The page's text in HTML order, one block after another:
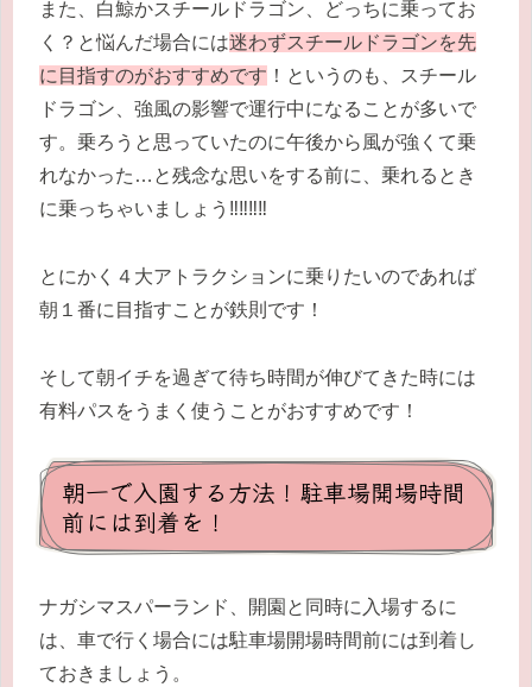
また、白鯨かスチールドラゴン、どっちに乗ってお
く？と悩んだ場合には迷わずスチールドラゴンを先
に目指すのがおすすめです ！というのも、スチール
ドラゴン、強風の影響で運行中になることが多いで
す。乗ろうと思っていたのに午後から風が強くて乗
れなかった…と残念な思いをする前に、乗れるとき
に乗っちゃいましょう‼‼‼‼
とにかく４大アトラクションに乗りたいのであれば
朝１番に目指すことが鉄則です！
そして朝イチを過ぎて待ち時間が伸びてきた時には
有料パスをうまく使うことがおすすめです！
朝一で入園する方法！駐車場開場時間
前には到着を！
ナガシマスパーランド、開園と同時に入場するに
は、車で行く場合には駐車場開場時間前には到着し
ておきましょう。